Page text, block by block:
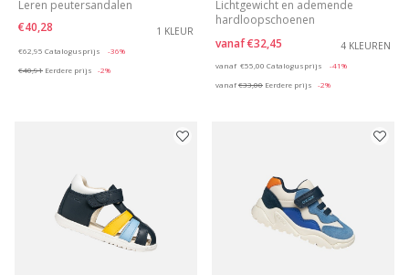
Leren peutersandalen
€40,28
1 KLEUR
€62,95 Catalogusprijs
-36%
€40,91 Eerdere prijs -2%
Lichtgewicht en ademende
hardloopschoenen
vanaf€32,45 4 KLEUREN
vanaf €55,00 Catalogusprijs
-41%
vanaf€33,00 Eerdere prijs -2%